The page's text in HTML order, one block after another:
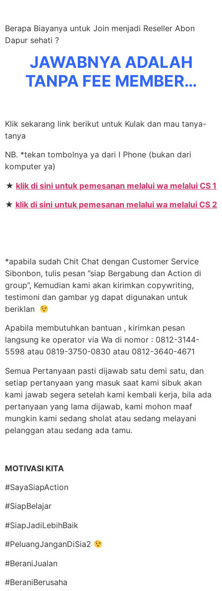
Berapa Biayanya untuk Join menjadi Reseller Abon
Dapur sehati ?
JAWABNYA ADALAH
TANPA FEE MEMBER…
Klik sekarang link berikut untuk Kulak dan mau tanya-
tanya
NB. *tekan tombolnya ya dari I Phone (bukan dari
komputer ya)
★ klik di sini untuk pemesanan melalui wa melalui CS 1
★ klik di sini untuk pemesanan melalui wa melalui CS 2
*apabila sudah Chit Chat dengan Customer Service
Sibonbon, tulis pesan ”siap Bergabung dan Action di
group”, Kemudian kami akan kirimkan copywriting,
testimoni dan gambar yg dapat digunakan untuk
beriklan
Apabila membutuhkan bantuan , kirimkan pesan
langsung ke operator via Wa di nomor : 0812-3144-
5598 atau 0819-3750-0830 atau 0812-3640-4671
Semua Pertanyaan pasti dijawab satu demi satu, dan
setiap pertanyaan yang masuk saat kami sibuk akan
kami jawab segera setelah kami kembali kerja, bila ada
pertanyaan yang lama dijawab, kami mohon maaf
mungkin kami sedang sholat atau sedang melayani
pelanggan atau sedang ada tamu.
MOTIVASI KITA
#SayaSiapAction
#SiapBelajar
#SiapJadiLebihBaik
#PeluangJanganDiSia2
#BeraniJualan
#BeraniBerusaha